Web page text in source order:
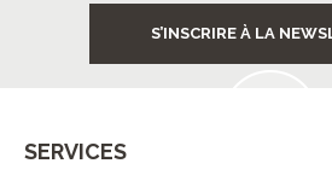
Services
S’INSCRIRE À LA
SERVICES